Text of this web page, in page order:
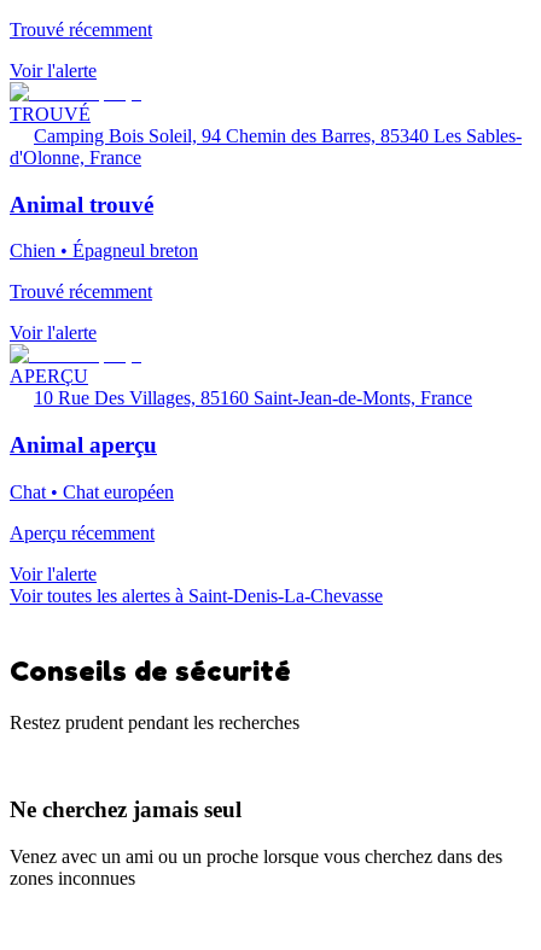
Trouvé récemment
Voir l'alerte
TROUVÉ
Camping Bois Soleil, 94 Chemin des Barres, 85340 Les Sables-
d'Olonne, France
Animal trouvé
Chien • Épagneul breton
Trouvé récemment
Voir l'alerte
APERÇU
10 Rue Des Villages, 85160 Saint-Jean-de-Monts, France
Animal aperçu
Chat • Chat européen
Aperçu récemment
Voir l'alerte
Voir toutes les alertes à Saint-Denis-La-Chevasse
Conseils de sécurité
Restez prudent pendant les recherches
Ne cherchez jamais seul
Venez avec un ami ou un proche lorsque vous cherchez dans des
zones inconnues